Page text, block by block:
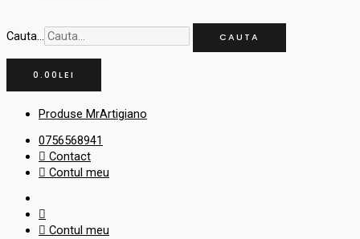
Cauta... CAUTA
0.00 LEI
Produse MrArtigiano
0756568941
Contact
Contul meu
Contul meu